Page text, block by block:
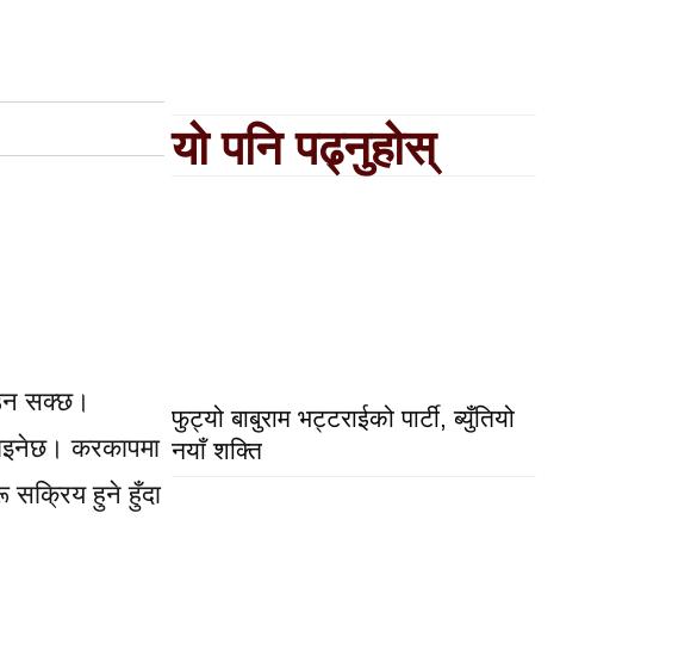
सक्छ।
करकापमा
सक्रिय हुने हुँदा
यो पनि पढ्नुहोस्
फुट्यो बाबुराम भट्टराईको पार्टी, ब्युँतियो
नयाँ शक्ति